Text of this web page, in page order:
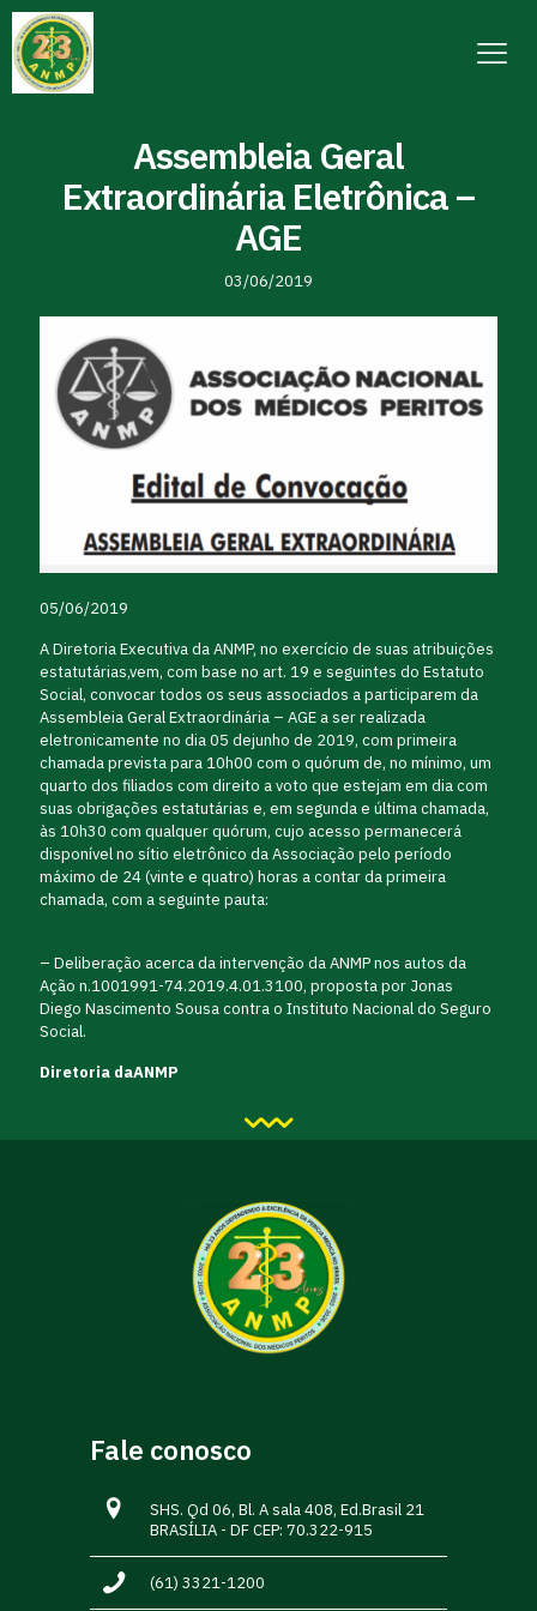
Assembleia Geral
Extraordinária Eletrônica –
AGE
03/06/2019
05/06/2019
A Diretoria Executiva da ANMP, no exercício de suas atribuições
estatutárias,vem, com base no art. 19 e seguintes do Estatuto
Social, convocar todos os seus associados a participarem da
Assembleia Geral Extraordinária – AGE a ser realizada
eletronicamente no dia 05 dejunho de 2019, com primeira
chamada prevista para 10h00 com o quórum de, no mínimo, um
quarto dos filiados com direito a voto que estejam em dia com
suas obrigações estatutárias e, em segunda e última chamada,
às 10h30 com qualquer quórum, cujo acesso permanecerá
disponível no sítio eletrônico da Associação pelo período
máximo de 24 (vinte e quatro) horas a contar da primeira
chamada, com a seguinte pauta:
– Deliberação acerca da intervenção da ANMP nos autos da
Ação n.1001991-74.2019.4.01.3100, proposta por Jonas
Diego Nascimento Sousa contra o Instituto Nacional do Seguro
Social.
Diretoria daANMP
Fale conosco
SHS. Qd 06, Bl. A sala 408, Ed.Brasil 21
BRASÍLIA - DF CEP: 70.322-915
(61) 3321-1200